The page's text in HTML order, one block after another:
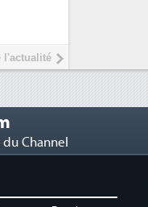
l'actualité
Channel